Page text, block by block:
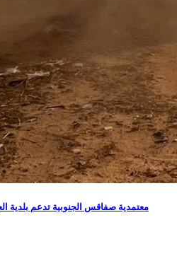
معتمدية صفاقس الجنوبية تدعم بلدية